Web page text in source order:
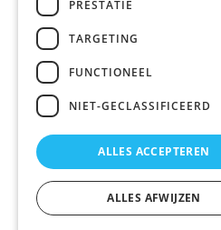
Netwerkteam
Wies Wagenaar (netwerkcoördinator)
Danielle van Bennekom (projectleider)
Inge de Boer (secretariaat)
PRESTATIE
TARGETING
FUNCTIONEEL
NIET-GECLASSIFICEERD
ALLES ACCEPTEREN
ALLES AFWIJZEN